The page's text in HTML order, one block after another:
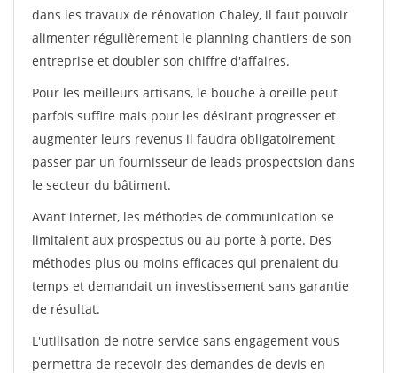
dans les travaux de rénovation Chaley, il faut pouvoir
alimenter régulièrement le planning chantiers de son
entreprise et doubler son chiffre d'affaires.
Pour les meilleurs artisans, le bouche à oreille peut
parfois suffire mais pour les désirant progresser et
augmenter leurs revenus il faudra obligatoirement
passer par un fournisseur de leads prospectsion dans
le secteur du bâtiment.
Avant internet, les méthodes de communication se
limitaient aux prospectus ou au porte à porte. Des
méthodes plus ou moins efficaces qui prenaient du
temps et demandait un investissement sans garantie
de résultat.
L'utilisation de notre service sans engagement vous
permettra de recevoir des demandes de devis en